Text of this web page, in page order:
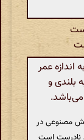
عمر
بلندی و
مصنوعی در
نادرست است